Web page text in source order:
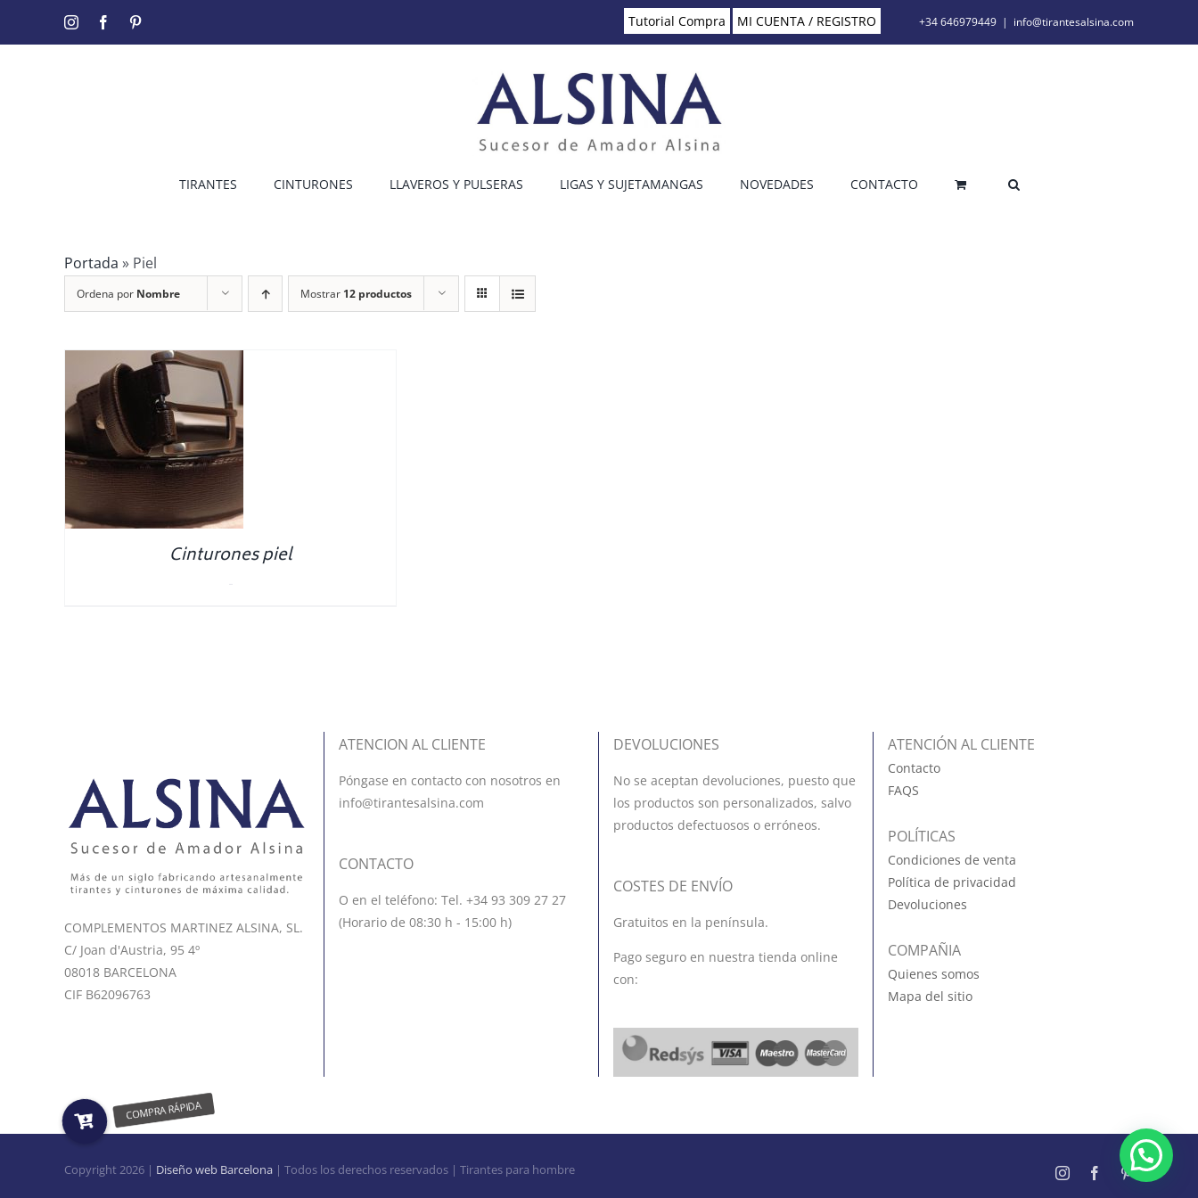
InstagramFacebook Tutorial Compra MI CUENTA / REGISTRO +34 646979449 | info@tirantesalsina.com
TIRANTES CINTURONES LLAVEROS Y PULSERAS LIGAS Y SUJETAMANGAS NOVEDADES CONTACTO
Portada » Piel
Ordena por Nombre Mostrar 12 productos
Cinturones piel
COMPLEMENTOS MARTINEZ ALSINA, SL.
C/ Joan d'Austria, 95 4º
08018 BARCELONA
CIF B62096763
ATENCION AL CLIENTE
Póngase en contacto con nosotros en
info@tirantesalsina.com
CONTACTO
O en el teléfono: Tel. +34 93 309 27 27
(Horario de 08:30 h - 15:00 h)
DEVOLUCIONES
No se aceptan devoluciones, puesto que
los productos son personalizados, salvo
productos defectuosos o erróneos.
COSTES DE ENVÍO
Gratuitos en la península.
Pago seguro en nuestra tienda online
con:
ATENCIÓN AL CLIENTE
Contacto
FAQS
POLÍTICAS
Condiciones de venta
Política de privacidad
Devoluciones
COMPAÑIA
Quienes somos
Mapa del sitio
Copyright 2026 | Diseño web Barcelona | Todos los derechos reservados | Tirantes para hombre InstagramFacebook
Pinterest